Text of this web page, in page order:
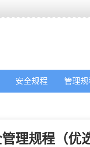
安全规程 管理规
理规程（优